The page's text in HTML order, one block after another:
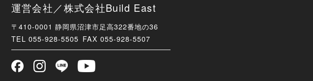
運営会社／株式会社Build East
〒410-0001 静岡県沼津市足高322番地の36
TEL 055-928-5505 FAX 055-928-5507